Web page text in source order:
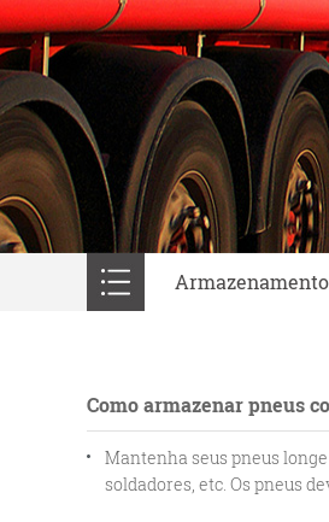
Armazenamento
Como armazenar pneus
Mantenha seus pneus
soldadores, etc. Os pneus